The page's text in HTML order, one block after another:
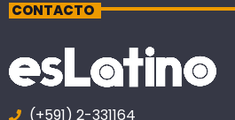
CONTACTO
(+591) 2-331164